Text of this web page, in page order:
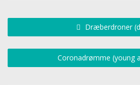
Dræberdroner
Coronadrømme (young